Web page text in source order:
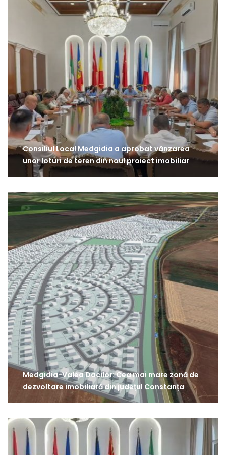
Consiliul Local Medgidia a aprobat vânzarea
unor loturi de teren din noul proiect imobiliar
Medgidia-Valea Dacilor: Cea mai mare zonă de
dezvoltare imobiliară din județul Constanța